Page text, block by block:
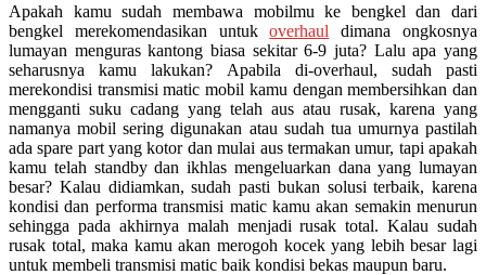
Apakah kamu sudah membawa mobilmu ke bengkel dan dari
bengkel merekomendasikan untukoverhaul dimana ongkosnya
lumayan menguras kantong biasa sekitar 6-9 juta? Lalu apa yang
seharusnya kamu lakukan? Apabila di-overhaul, sudah pasti
merekondisi transmisi matic mobil kamu dengan membersihkan dan
mengganti suku cadang yang telah aus atau rusak, karena yang
namanya mobil sering digunakan atau sudah tua umurnya pastilah
ada spare part yang kotor dan mulai aus termakan umur, tapi apakah
kamu telah standby dan ikhlas mengeluarkan dana yang lumayan
besar? Kalau didiamkan, sudah pasti bukan solusi terbaik, karena
kondisi dan performa transmisi matic kamu akan semakin menurun
sehingga pada akhirnya malah menjadi rusak total. Kalau sudah
rusak total, maka kamu akan merogoh kocek yang lebih besar lagi
untuk membeli transmisi matic baik kondisi bekas maupun baru.